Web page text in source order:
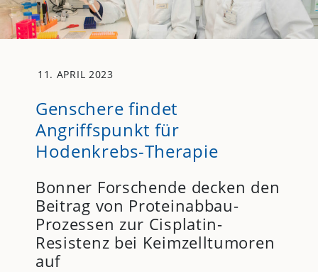
11. APRIL 2023
Genschere findet
Angriffspunkt für
Hodenkrebs-Therapie
Bonner Forschende decken den
Beitrag von Proteinabbau-
Prozessen zur Cisplatin-
Resistenz bei Keimzelltumoren
auf